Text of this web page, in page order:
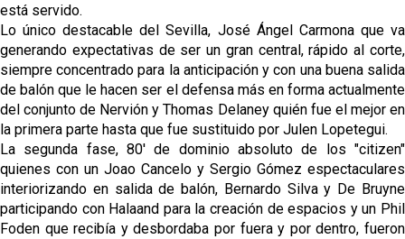
está servido.
Lo único destacable del Sevilla, José Ángel Carmona que va
generando expectativas de ser un gran central, rápido al corte,
siempre concentrado para la anticipación y con una buena salida
de balón que le hacen ser el defensa más en forma actualmente
del conjunto de Nervión y Thomas Delaney quién fue el mejor en
la primera parte hasta que fue sustituido por Julen Lopetegui.
La segunda fase, 80' de dominio absoluto de los "citizen"
quienes con un Joao Cancelo y Sergio Gómez espectaculares
interiorizando en salida de balón, Bernardo Silva y De Bruyne
participando con Halaand para la creación de espacios y un Phil
Foden que recibía y desbordaba por fuera y por dentro, fueron